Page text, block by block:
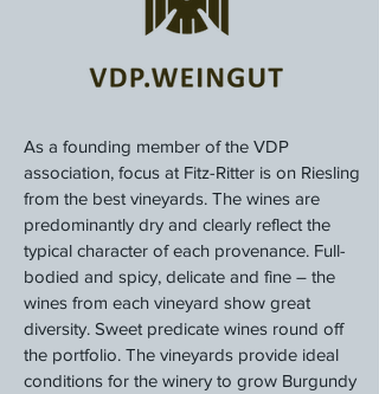
As a founding member of the VDP
association, focus at Fitz-Ritter is on Riesling
from the best vineyards. The wines are
predominantly dry and clearly reflect the
typical character of each provenance. Full-
bodied and spicy, delicate and fine – the
wines from each vineyard show great
diversity. Sweet predicate wines round off
the portfolio. The vineyards provide ideal
conditions for the winery to grow Burgundy